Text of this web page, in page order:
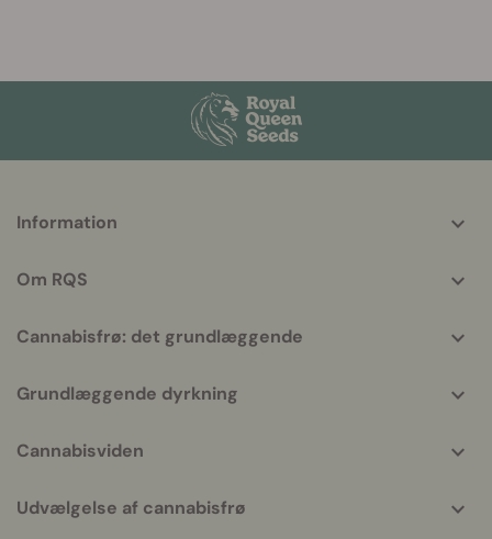
helpful
Information
Om RQS
Cannabisfrø: det grundlæggende
Grundlæggende dyrkning
Cannabisviden
Udvælgelse af cannabisfrø